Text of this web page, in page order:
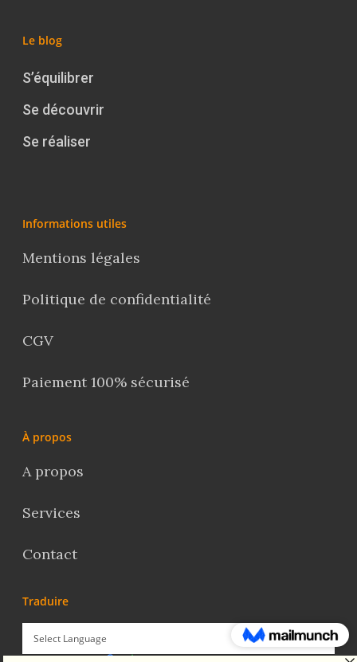
Le blog
S’équilibrer
Se découvrir
Se réaliser
Informations utiles
Mentions légales
Politique de confidentialité
CGV
Paiement 100% sécurisé
À propos
A propos
Services
Contact
Traduire